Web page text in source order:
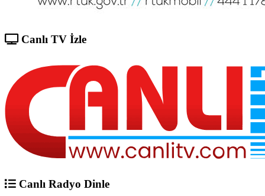
Canlı TV İzle
Canlı Radyo Dinle